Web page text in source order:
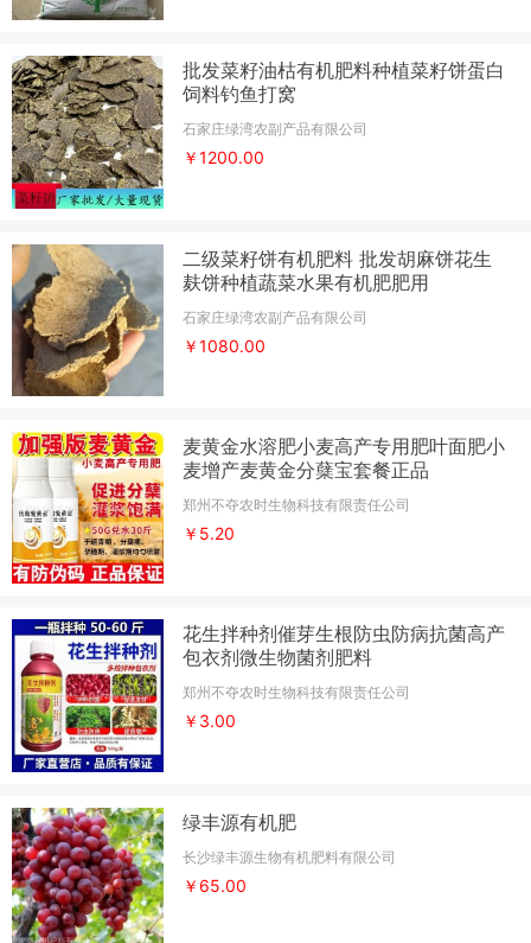
批发菜籽油枯有机肥料种植菜籽饼蛋白
饲料钓鱼打窝
石家庄绿湾农副产品有限公司
￥1200.00
二级菜籽饼有机肥料 批发胡麻饼花生
麸饼种植蔬菜水果有机肥肥用
石家庄绿湾农副产品有限公司
￥1080.00
麦黄金水溶肥小麦高产专用肥叶面肥小
麦增产麦黄金分蘖宝套餐正品
郑州不夺农时生物科技有限责任公司
￥5.20
花生拌种剂催芽生根防虫防病抗菌高产
包衣剂微生物菌剂肥料
郑州不夺农时生物科技有限责任公司
￥3.00
绿丰源有机肥
长沙绿丰源生物有机肥料有限公司
￥65.00